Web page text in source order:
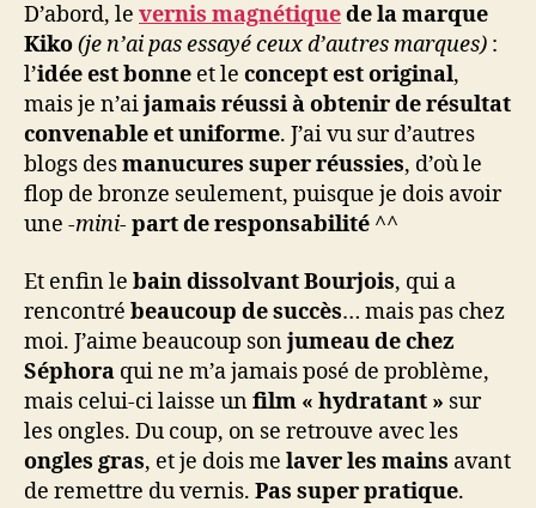
D’abord, le vernis magnétiquede la marque
Kiko(je n’ai pas essayé ceux d’autres marques) :
l’idée est bonne et le concept est original,
mais je n’aijamais réussi à obtenir de résultat
convenable et uniforme. J’ai vu sur d’autres
blogs desmanucures super réussies, d’où le
flop de bronze seulement, puisque je dois avoir
une -mini- part de responsabilité ^^
Et enfin le bain dissolvant Bourjois, qui a
rencontré beaucoup de succès… mais pas chez
moi. J’aime beaucoup sonjumeau de chez
Séphora qui ne m’a jamais posé de problème,
mais celui-ci laisse unfilm « hydratant » sur
les ongles. Du coup, on se retrouve avec les
ongles gras, et je dois me laver les mains avant
de remettre du vernis. Pas super pratique.